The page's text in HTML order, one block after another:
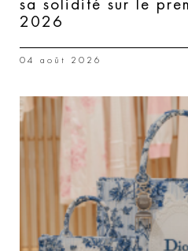
sa solidité sur le
2026
04 août 2026